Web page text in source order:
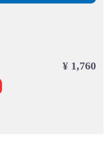
¥ 1,760